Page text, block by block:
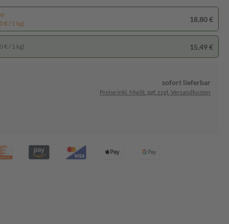
€ / 1 kg)
18,80 €
€ / 1 kg) 15,49 €
sofort lieferbar
Preise inkl. MwSt. ggf. zzgl. Versandkosten